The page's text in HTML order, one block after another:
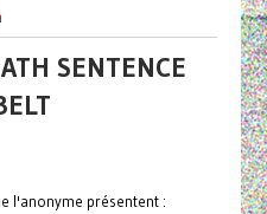
SENTENCE
l'anonyme présentent :